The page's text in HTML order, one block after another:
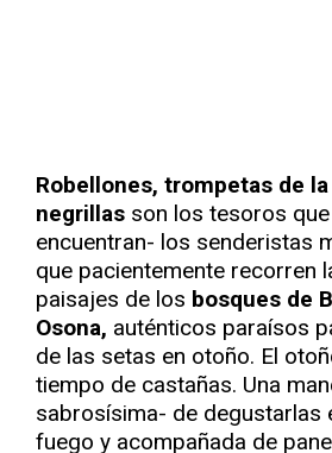
Robellones, trompetas de
negrillas son los tesoros
encuentran- los senderistas
que pacientemente recorren
paisajes de los bosques de
Osona, auténticos paraísos
de las setas en otoño. El
tiempo de castañas. Una
sabrosísima- de degustarlas
fuego y acompañada de